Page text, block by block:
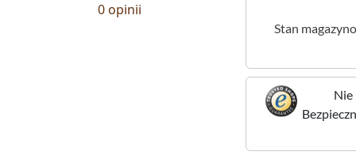
0 opinii
Stan
Nie